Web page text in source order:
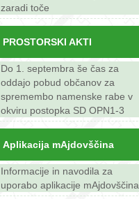
zaradi toče
PROSTORSKI AKTI
Do 1. septembra še čas za
oddajo pobud občanov za
spremembo namenske rabe v
okviru postopka SD OPN1-3
Aplikacija mAjdovščina
Informacije in navodila za
uporabo aplikacije mAjdovščina